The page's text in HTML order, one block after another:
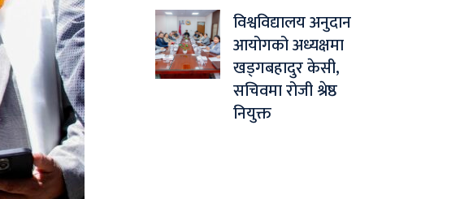
विश्वविद्यालय अनुदान
आयोगको अध्यक्षमा
खड्गबहादुर केसी,
सचिवमा रोजी श्रेष्ठ
नियुक्त